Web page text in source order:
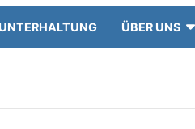
ÜBER UNS